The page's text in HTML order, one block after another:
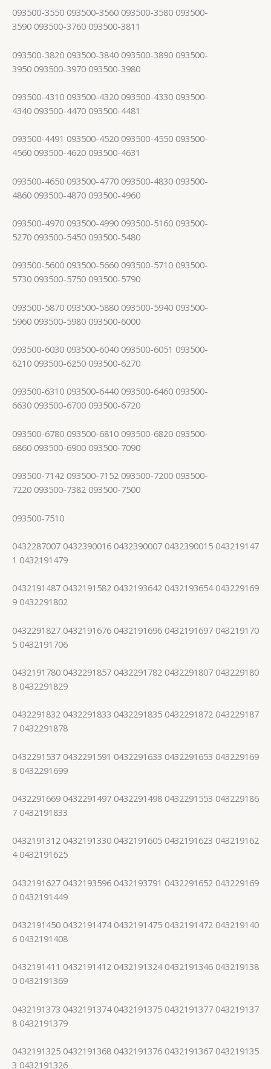
093500-3550 093500-3560 093500-3580 093500-
3590 093500-3760 093500-3811
093500-3820 093500-3840 093500-3890 093500-
3950 093500-3970 093500-3980
093500-4310 093500-4320 093500-4330 093500-
4340 093500-4470 093500-4481
093500-4491 093500-4520 093500-4550 093500-
4560 093500-4620 093500-4631
093500-4650 093500-4770 093500-4830 093500-
4860 093500-4870 093500-4960
093500-4970 093500-4990 093500-5160 093500-
5270 093500-5450 093500-5480
093500-5600 093500-5660 093500-5710 093500-
5730 093500-5750 093500-5790
093500-5870 093500-5880 093500-5940 093500-
5960 093500-5980 093500-6000
093500-6030 093500-6040 093500-6051 093500-
6210 093500-6250 093500-6270
093500-6310 093500-6440 093500-6460 093500-
6630 093500-6700 093500-6720
093500-6780 093500-6810 093500-6820 093500-
6860 093500-6900 093500-7090
093500-7142 093500-7152 093500-7200 093500-
7220 093500-7382 093500-7500
093500-7510
0432287007 0432390016 0432390007 0432390015 043219147
1 0432191479
0432191487 0432191582 0432193642 0432193654 043229169
9 0432291802
0432291827 0432191676 0432191696 0432191697 043219170
5 0432191706
0432191780 0432291857 0432291782 0432291807 043229180
8 0432291829
0432291832 0432291833 0432291835 0432291872 043229187
7 0432291878
0432291537 0432291591 0432291633 0432291653 043229169
8 0432291699
0432291669 0432291497 0432291498 0432291553 043229186
7 0432191833
0432191312 0432191330 0432191605 0432191623 043219162
4 0432191625
0432191627 0432193596 0432193791 0432291652 043229169
0 0432191449
0432191450 0432191474 0432191475 0432191472 043219140
6 0432191408
0432191411 0432191412 0432191324 0432191346 043219138
0 0432191369
0432191373 0432191374 0432191375 0432191377 043219137
8 0432191379
0432191325 0432191368 0432191376 0432191367 043219135
3 0432191326